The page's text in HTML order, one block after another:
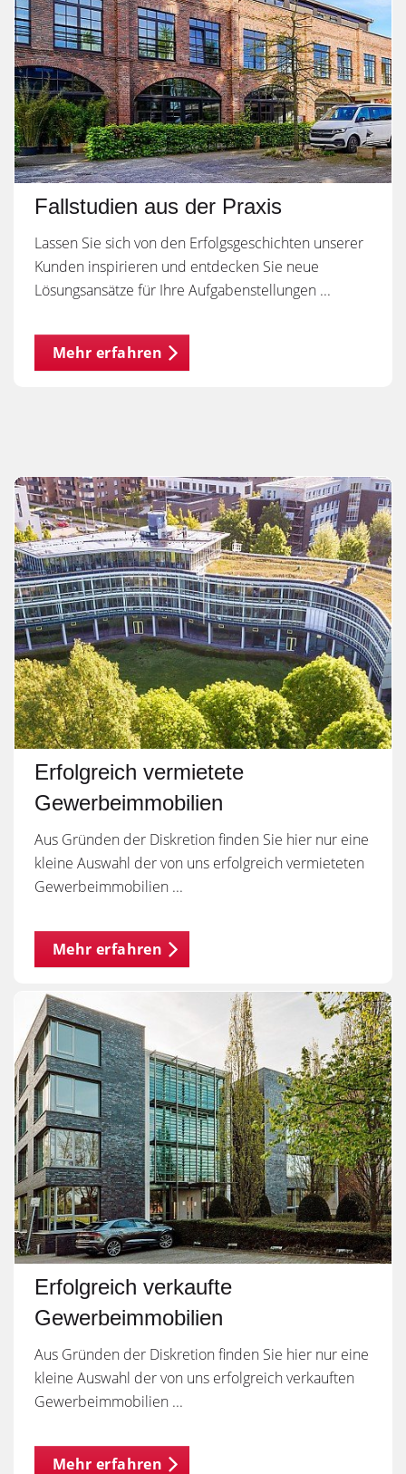
Fallstudien aus der Praxis
Lassen Sie sich von den Erfolgsgeschichten unserer
Kunden inspirieren und entdecken Sie neue
Lösungsansätze für Ihre Aufgabenstellungen ...
Mehr erfahren
Erfolgreich vermietete
Gewerbeimmobilien
Aus Gründen der Diskretion finden Sie hier nur eine
kleine Auswahl der von uns erfolgreich vermieteten
Gewerbeimmobilien ...
Mehr erfahren
Erfolgreich verkaufte
Gewerbeimmobilien
Aus Gründen der Diskretion finden Sie hier nur eine
kleine Auswahl der von uns erfolgreich verkauften
Gewerbeimmobilien ...
Mehr erfahren